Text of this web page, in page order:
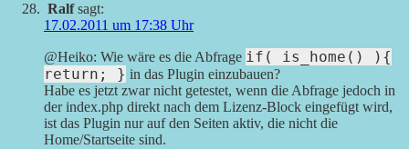
Ralf sagt:
17.02.2011 um 17:38 Uhr
@Heiko: Wie wäre es die Abfrage if( is_home() ){
return; } in das Plugin einzubauen?
Habe es jetzt zwar nicht getestet, wenn die Abfrage jedoch in
der index.php direkt nach dem Lizenz-Block eingefügt wird,
ist das Plugin nur auf den Seiten aktiv, die nicht die
Home/Startseite sind.